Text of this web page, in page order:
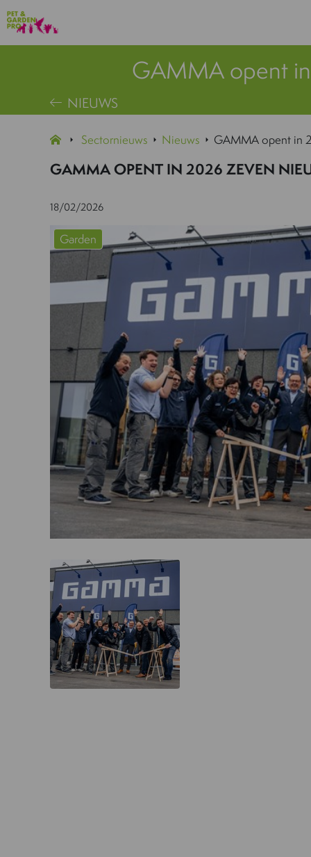
GAMMA opent
NIEUWS
Sectornieuws Nieuws GAMMA opent in
GAMMA OPENT IN 2026 ZEVEN
Garden
18/02/2026